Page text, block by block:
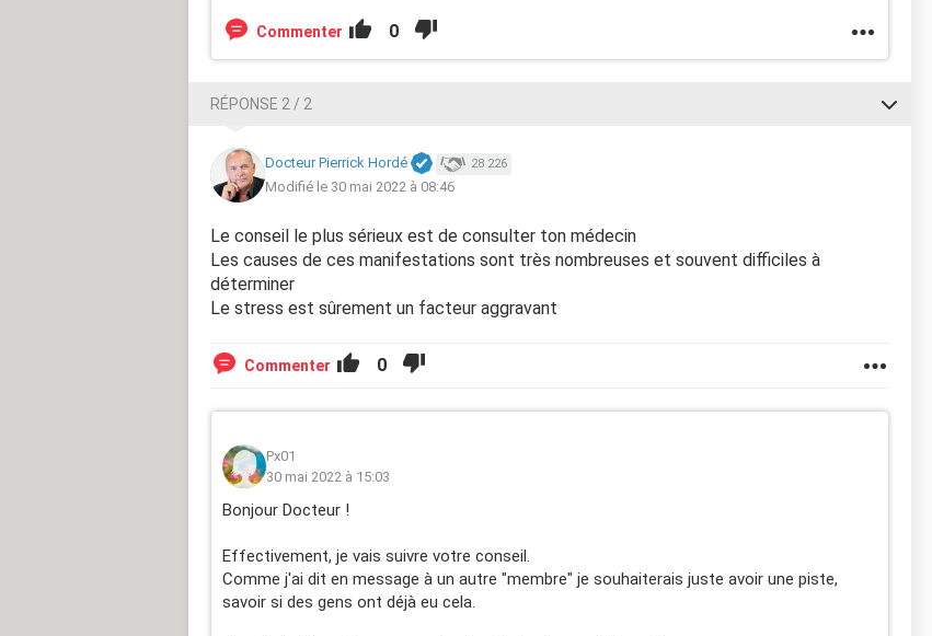
Commenter 0
RÉPONSE 2 / 2
Docteur Pierrick Hordé 28 226
Modifié le 30 mai 2022 à 08:46
Le conseil le plus sérieux est de consulter ton médecin
Les causes de ces manifestations sont très nombreuses et souvent difficiles à
déterminer
Le stress est sûrement un facteur aggravant
Commenter 0
Px01
30 mai 2022 à 15:03
Bonjour Docteur !
Effectivement, je vais suivre votre conseil.
Comme j'ai dit en message à un autre "membre" je souhaiterais juste avoir une piste,
savoir si des gens ont déjà eu cela.